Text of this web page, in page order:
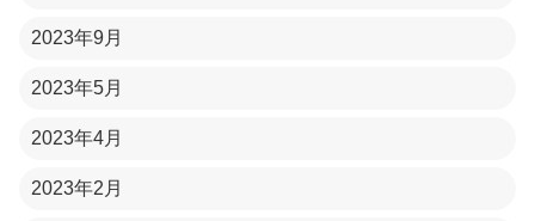
2023年9月
2023年5月
2023年4月
2023年2月